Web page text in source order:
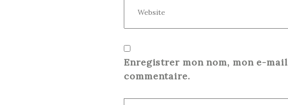
Enregistrer mon nom, mon e-
commentaire.